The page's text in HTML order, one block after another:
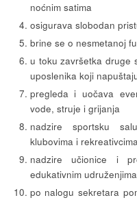
noćnim satima
osigurava slobodan
brine se o nesmetanoj
u toku završetka druge
uposlenika koji
pregleda i uočava
vode, struje i grijanja
nadzire sportsku
klubovima i
nadzire učionice i
edukativnim udruženjima
po nalogu sekretara